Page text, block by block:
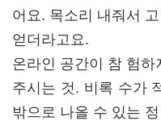
어요. 목소리 내줘서
얻더라고요.
온라인 공간이 참 험하
주시는 것. 비록 수가
밖으로 나올 수 있는